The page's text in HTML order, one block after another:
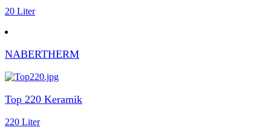
20 Liter
NABERTHERM
Top 220 Keramik
220 Liter